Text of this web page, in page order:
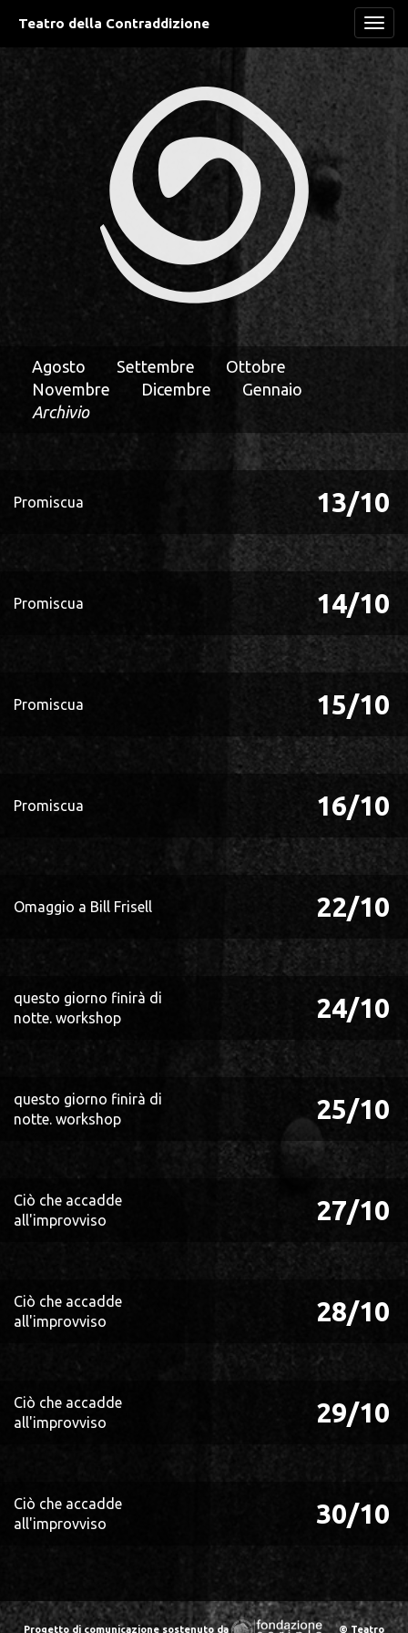
Teatro della Contraddizione
Agosto Settembre
Ottobre
Novembre
Dicembre
Gennaio
Archivio
Promiscua 13/10
Promiscua 14/10
Promiscua 15/10
Promiscua 16/10
Omaggio a Bill Frisell 22/10
questo giorno finirà di
notte. workshop
24/10
questo giorno finirà di
notte. workshop
25/10
Ciò che accadde
all'improvviso
27/10
Ciò che accadde
all'improvviso
28/10
Ciò che accadde
all'improvviso
29/10
Ciò che accadde
all'improvviso
30/10
Progetto di comunicazione sostenuto da © Teatro